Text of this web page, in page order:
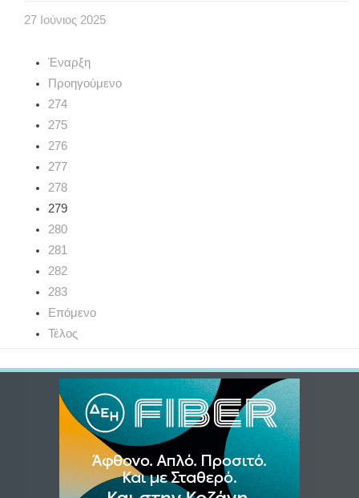
27 Ιούνιος 2025
Έναρξη
Προηγούμενο
274
275
276
277
278
279
280
281
282
283
Επόμενο
Τέλος